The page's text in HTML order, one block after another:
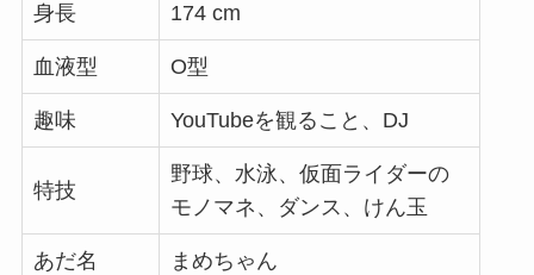
身長 174 cm
血液型 O型
趣味 YouTubeを観ること、DJ
特技
野球、水泳、仮面ライダーの
モノマネ、ダンス、けん玉
あだ名 まめちゃん